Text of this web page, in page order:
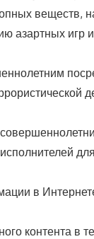
веществ,
азартных игр
в
контента в